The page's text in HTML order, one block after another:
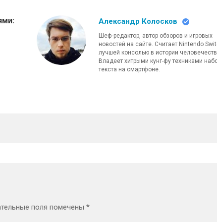
Александр Колосков
Шеф-редактор, автор обзоров и игровых
новостей на сайте. Считает Nintendo
лучшей консолью в истории
Владеет хитрыми кунг-фу техниками
текста на смартфоне.
поля помечены *